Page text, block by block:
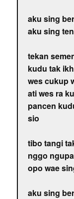
aku sing
aku sing
tekan
kudu tak
wes cukup
ati wes ra
pancen
sio
tibo tangi
nggo
opo wae
aku sing